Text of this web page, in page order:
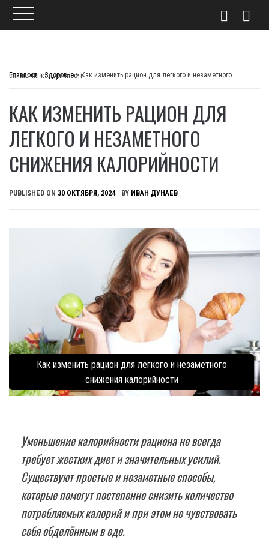
Главпост>Здоровье>
Как изменить рацион для легкого и незаметного снижения калорийности
КАК ИЗМЕНИТЬ РАЦИОН ДЛЯ
ЛЕГКОГО И НЕЗАМЕТНОГО
СНИЖЕНИЯ КАЛОРИЙНОСТИ
PUBLISHED ON 30 ОКТЯБРЯ, 2024 BY ИВАН ДУНАЕВ
Как изменить рацион для легкого и незаметного
снижения калорийности
Уменьшение калорийности рациона не всегда
требует жестких диет и значительных усилий.
Существуют простые и незаметные способы,
которые помогут постепенно снизить количество
потребляемых калорий и при этом не чувствовать
себя обделённым в еде.